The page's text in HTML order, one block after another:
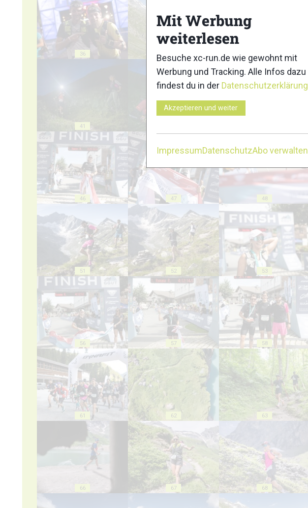
36
41
46 47 48
51 52 53
56 57 58
61 62 63
66 67 68
Mit Werbung
weiterlesen
Besuche xc-run.de wie gewohnt mit
Werbung und Tracking. Alle Infos dazu
findest du in der Datenschutzerklärung
Akzeptieren und weiter
ImpressumDatenschutzAbo verwalten